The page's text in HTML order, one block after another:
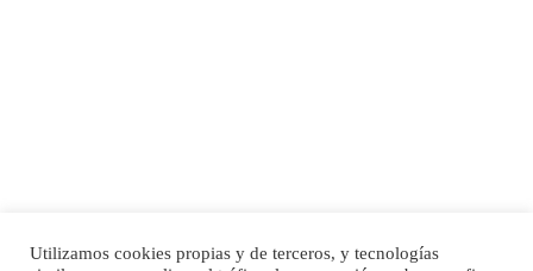
SHIBA PERDIDO AVDA JOSE MESA Y LOPEZ
Utilizamos cookies propias y de terceros, y tecnologías